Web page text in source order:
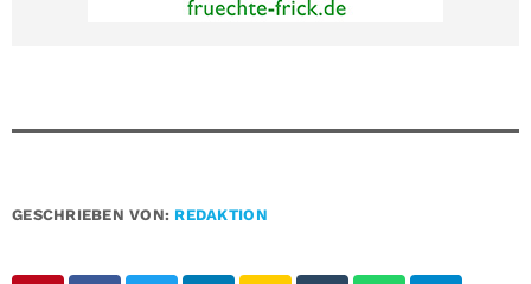
GESCHRIEBEN VON: REDAKTION